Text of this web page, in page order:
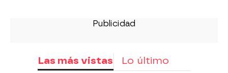
Las más vistas Lo último